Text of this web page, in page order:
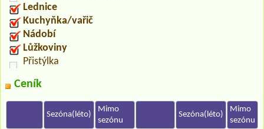
Lednice
Kuchyňka/vařič
Nádobí
Lůžkoviny
Přistýlka
Ceník
Sezóna(léto)
Mimo
sezónu
Sezóna(léto)
Mimo
sezónu